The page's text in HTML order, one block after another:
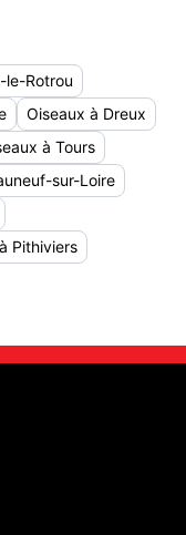
le-Rotrou
Oiseaux à Dreux
à Tours
sur-Loire
Pithiviers